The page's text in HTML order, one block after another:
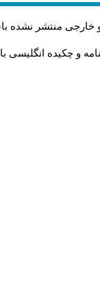
خارجی منتشر نشده
و چکیده انگلیسی